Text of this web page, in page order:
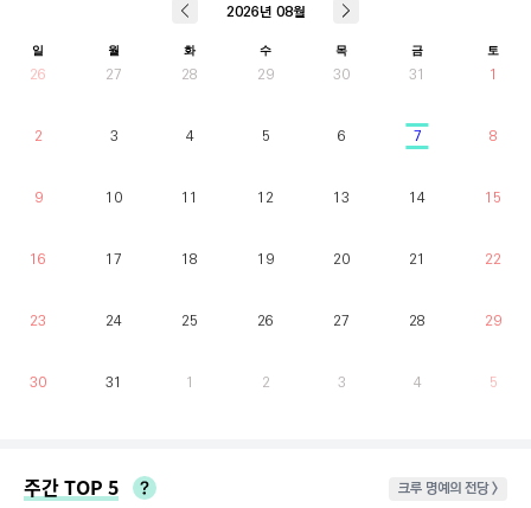
2026년 08월
일 월 화 수 목 금 토
26 27 28 29 30 31 1
2 3 4 5 6 7 8
9 10 11 12 13 14 15
16 17 18 19 20 21 22
23 24 25 26 27 28 29
30 31 1 2 3 4 5
주간 TOP 5 크루 명예의 전당 >